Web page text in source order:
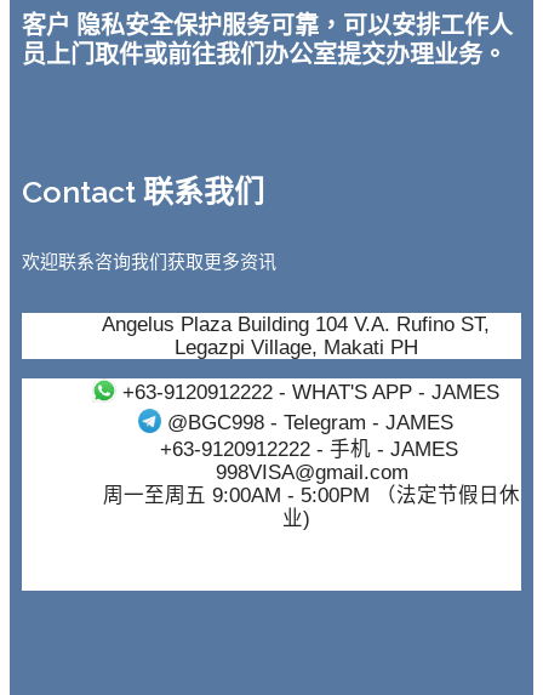
客户 隐私安全保护服务可靠，可以安排工作人
员上门取件或前往我们办公室提交办理业务。
Contact 联系我们
欢迎联系咨询我们获取更多资讯
Angelus Plaza Building 104 V.A. Rufino ST,
Legazpi Village, Makati PH
+63-9120912222- WHAT'S APP - JAMES
@BGC998 - Telegram - JAMES
+63-9120912222- 手机 - JAMES
998VISA@gmail.com
周一至周五 9:00AM - 5:00PM （法定节假日休
业)